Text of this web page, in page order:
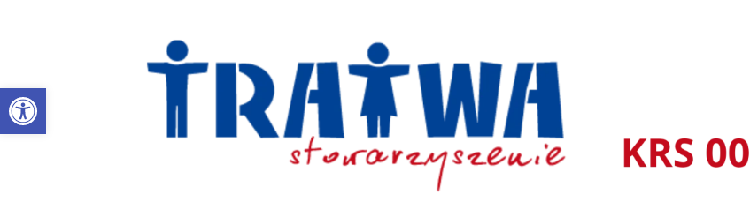
Otwórz pasek narzędzi